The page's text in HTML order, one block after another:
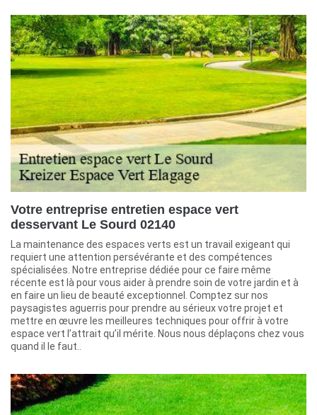
Votre entreprise entretien espace vert
desservant Le Sourd 02140
La maintenance des espaces verts est un travail exigeant qui
requiert une attention persévérante et des compétences
spécialisées. Notre entreprise dédiée pour ce faire même
récente est là pour vous aider à prendre soin de votre jardin et à
en faire un lieu de beauté exceptionnel. Comptez sur nos
paysagistes aguerris pour prendre au sérieux votre projet et
mettre en œuvre les meilleures techniques pour offrir à votre
espace vert l’attrait qu’il mérite. Nous nous déplaçons chez vous
quand il le faut..